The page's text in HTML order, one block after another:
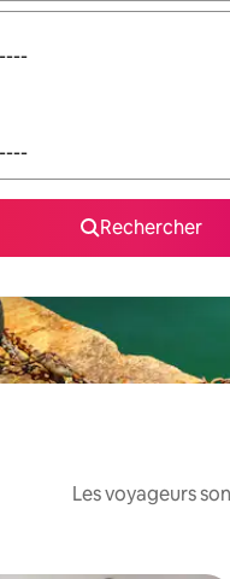
Rechercher
Les voyageurs